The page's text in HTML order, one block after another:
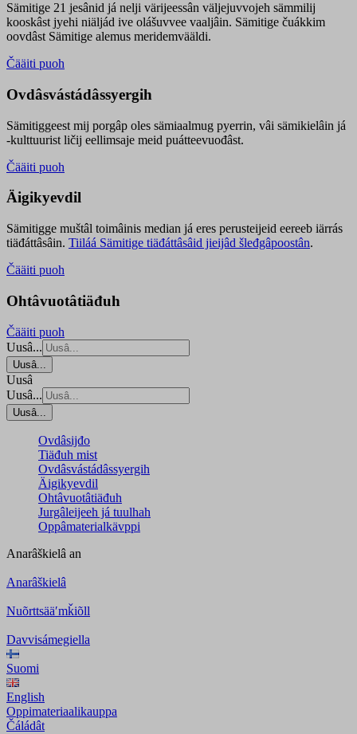
Sämitige 21 jesânid já nelji värijeessân väljejuvvojeh sämmilij
kooskâst jyehi niäljád ive olášuvvee vaaljâin. Sämitige čuákkim
oovdâst Sämitige alemus meridemvääldi.
Čääiti puoh
Ovdâsvástádâssyergih
Sämitiggeest mij porgâp oles sämiaalmug pyerrin, vâi sämikielâin já
-kulttuurist ličij eellimsaje meid puátteevuođâst.
Čääiti puoh
Äigikyevdil
Sämitigge muštâl toimâinis median já eres perusteijeid eereeb iärrás
tiäđáttâsâin. Tiiláá Sämitige tiäđáttâsâid jieijâd šleđgâpoostân.
Čääiti puoh
Ohtâvuotâtiäđuh
Čääiti puoh
Uusâ...
Uusâ...
Uusâ
Uusâ...
Uusâ...
Ovdâsijđo
Tiäđuh mist
Ovdâsvástádâssyergih
Äigikyevdil
Ohtâvuotâtiäđuh
Jurgâleijeeh já tuulhah
Oppâmaterialkävppi
Anarâškielâ an
Anarâškielâ
Nuõrttsääʹmǩiõll
Davvisámegiella
Suomi
English
Oppimateriaalikauppa
Čáládât